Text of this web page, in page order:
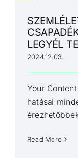
LEGYÉL
2024.12.03.
Your
hatásai
Read More